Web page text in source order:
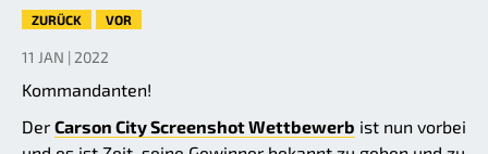
ZURÜCK VOR
11 JAN | 2022
Kommandanten!
Der Carson City Screenshot Wettbewerb ist nun vorbei